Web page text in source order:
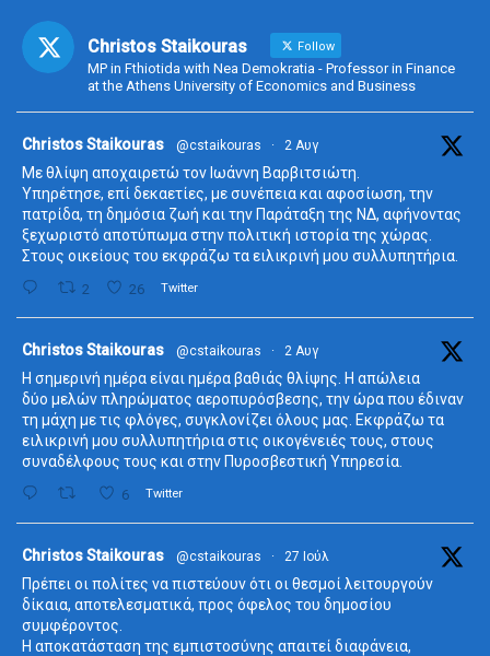
Christos Staikouras Follow
MP in Fthiotida with Nea Demokratia - Professor in Finance
at the Athens University of Economics and Business
Christos Staikouras @cstaikouras · 2 Αυγ
Με θλίψη αποχαιρετώ τον Ιωάννη Βαρβιτσιώτη.
Υπηρέτησε, επί δεκαετίες, με συνέπεια και αφοσίωση, την
πατρίδα, τη δημόσια ζωή και την Παράταξη της ΝΔ, αφήνοντας
ξεχωριστό αποτύπωμα στην πολιτική ιστορία της χώρας.
Στους οικείους του εκφράζω τα ειλικρινή μου συλλυπητήρια.
2 26 Twitter
Christos Staikouras @cstaikouras · 2 Αυγ
Η σημερινή ημέρα είναι ημέρα βαθιάς θλίψης. Η απώλεια
δύο μελών πληρώματος αεροπυρόσβεσης, την ώρα που έδιναν
τη μάχη με τις φλόγες, συγκλονίζει όλους μας. Εκφράζω τα
ειλικρινή μου συλλυπητήρια στις οικογένειές τους, στους
συναδέλφους τους και στην Πυροσβεστική Υπηρεσία.
6 Twitter
Christos Staikouras @cstaikouras · 27 Ιούλ
Πρέπει οι πολίτες να πιστεύουν ότι οι θεσμοί λειτουργούν
δίκαια, αποτελεσματικά, προς όφελος του δημοσίου
συμφέροντος.
Η αποκατάσταση της εμπιστοσύνης απαιτεί διαφάνεια,